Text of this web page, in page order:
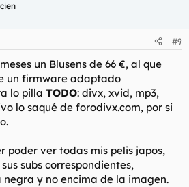
#9
un Blusens de 66 €, al que
un firmware adaptado
lo pilla TODO: divx, xvid, mp3,
lo saqué de forodivx.com, por si
poder ver todas mis pelis japos,
subs correspondientes,
y no encima de la imagen.